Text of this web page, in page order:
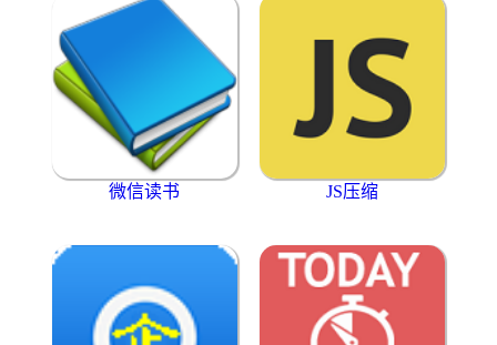
微信读书 JS压缩